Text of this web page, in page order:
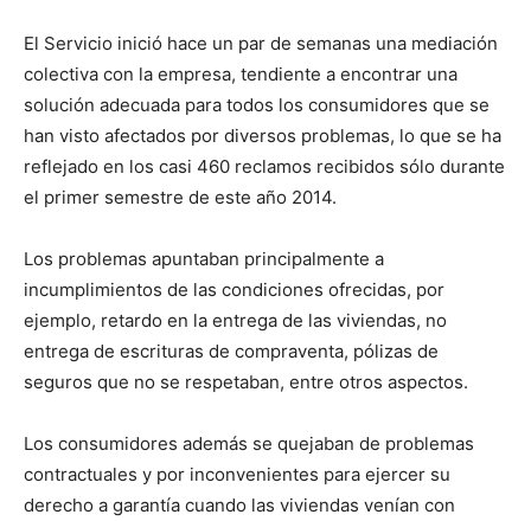
El Servicio inició hace un par de semanas una mediación
colectiva con la empresa, tendiente a encontrar una
solución adecuada para todos los consumidores que se
han visto afectados por diversos problemas, lo que se ha
reflejado en los casi 460 reclamos recibidos sólo durante
el primer semestre de este año 2014.
Los problemas apuntaban principalmente a
incumplimientos de las condiciones ofrecidas, por
ejemplo, retardo en la entrega de las viviendas, no
entrega de escrituras de compraventa, pólizas de
seguros que no se respetaban, entre otros aspectos.
Los consumidores además se quejaban de problemas
contractuales y por inconvenientes para ejercer su
derecho a garantía cuando las viviendas venían con